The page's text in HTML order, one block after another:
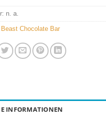
n. a.
Beast Chocolate Bar
INFORMATIONEN